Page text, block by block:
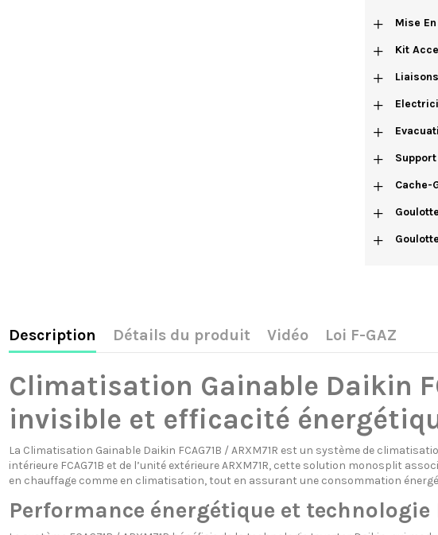
+ Mise
+ Kit
+
+
+
+
+ Cache-
+
+
Description Détails du produit Vidéo Loi F-GAZ
Climatisation Gainable Daikin
invisible et efficacité
La Climatisation Gainable Daikin FCAG71B / ARXM71R est un système de
intérieure FCAG71B et de l’unité extérieure ARXM71R, cette solution monosplit
en chauffage comme en climatisation, tout en assurant une consommation
Performance énergétique et